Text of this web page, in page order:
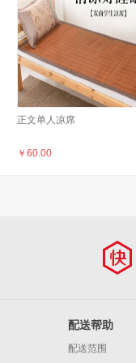
正文单人凉席
￥ 60.00
配送帮助
配送范围